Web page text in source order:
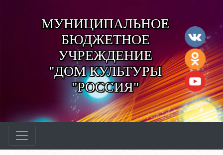
МУНИЦИПАЛЬНОЕ
БЮДЖЕТНОЕ
УЧРЕЖДЕНИЕ
"ДОМ КУЛЬТУРЫ
"РОССИЯ"